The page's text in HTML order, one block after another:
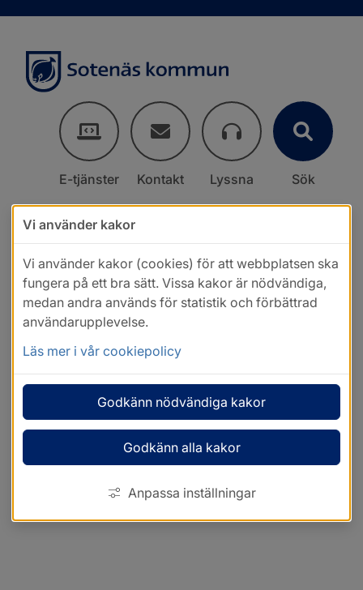
E-tjänster Kontakt Lyssna Sök
Vi använder kakor
Vi använder kakor (cookies) för att webbplatsen ska
fungera på ett bra sätt. Vissa kakor är nödvändiga,
medan andra används för statistik och förbättrad
användarupplevelse.
Läs mer i vår cookiepolicy
Godkänn nödvändiga kakor
Godkänn alla kakor
Anpassa inställningar